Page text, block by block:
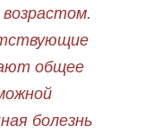
общее
болезнь